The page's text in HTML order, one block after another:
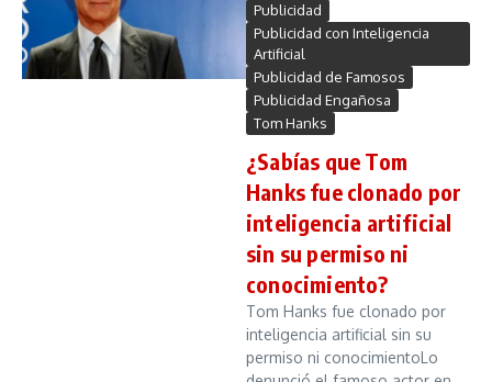
Publicidad
Publicidad con Inteligencia
Artificial
Publicidad de Famosos
Publicidad Engañosa
Tom Hanks
¿Sabías que Tom
Hanks fue clonado por
inteligencia artificial
sin su permiso ni
conocimiento?
Tom Hanks fue clonado por
inteligencia artificial sin su
permiso ni conocimientoLo